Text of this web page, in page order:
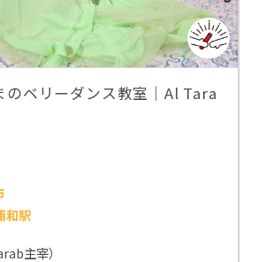
のベリーダンス教室｜Al Tara
和駅
主宰）